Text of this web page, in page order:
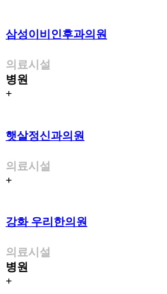
삼성이비인후과의원
의료시설
병원
+
햇살정신과의원
의료시설
+
강화 우리한의원
의료시설
병원
+